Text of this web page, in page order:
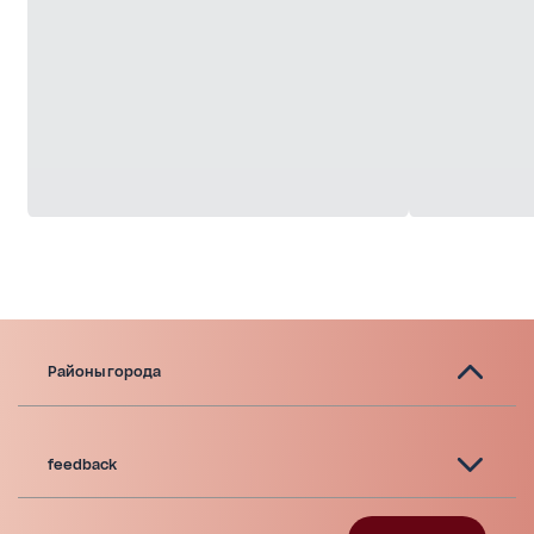
Районы города
feedback